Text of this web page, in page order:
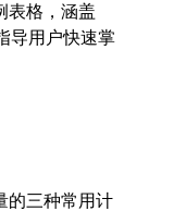
表格，涵盖
导用户快速掌
的三种常用计